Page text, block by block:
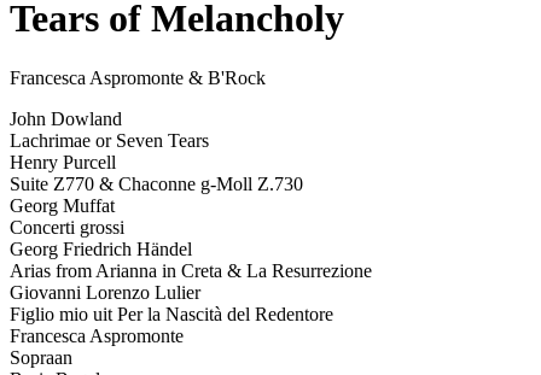
Tears of Melancholy
Francesca Aspromonte & B'Rock
John Dowland
Lachrimae or Seven Tears
Henry Purcell
Suite Z770 & Chaconne g-Moll Z.730
Georg Muffat
Concerti grossi
Georg Friedrich Händel
Arias from Arianna in Creta & La Resurrezione
Giovanni Lorenzo Lulier
Figlio mio uit Per la Nascità del Redentore
Francesca Aspromonte
Sopraan